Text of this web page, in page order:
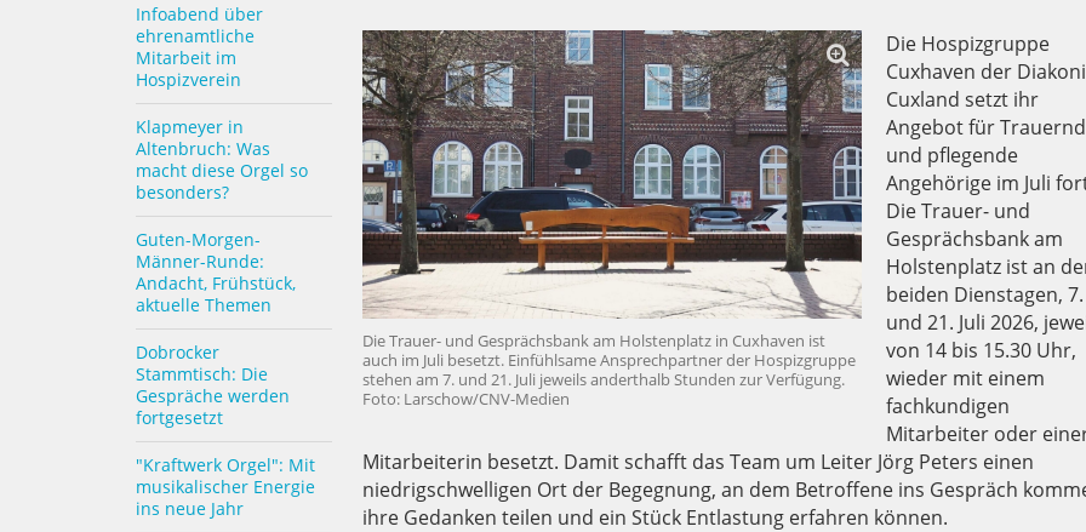
Infoabend über
ehrenamtliche
Mitarbeit im
Hospizverein
Klapmeyer in
Altenbruch: Was
macht diese Orgel so
besonders?
Guten-Morgen-
Männer-Runde:
Andacht, Frühstück,
aktuelle Themen
Dobrocker
Stammtisch: Die
Gespräche werden
fortgesetzt
"Kraftwerk Orgel": Mit
musikalischer Energie
ins neue Jahr
Die Trauer- und Gesprächsbank am Holstenplatz in Cuxhaven ist
auch im Juli besetzt. Einfühlsame Ansprechpartner der Hospizgruppe
stehen am 7. und 21. Juli jeweils anderthalb Stunden zur Verfügung.
Foto: Larschow/CNV-Medien
Die Hospizgruppe
Cuxhaven der
Cuxland setzt ihr
Angebot für
und pflegende
Angehörige im Juli
Die Trauer- und
Gesprächsbank am
Holstenplatz ist an
beiden Dienstagen, 7.
und 21. Juli 2026,
von 14 bis 15.30 Uhr,
wieder mit einem
fachkundigen
Mitarbeiter oder
Mitarbeiterin besetzt. Damit schafft das Team um Leiter Jörg Peters einen
niedrigschwelligen Ort der Begegnung, an dem Betroffene ins Gespräch
ihre Gedanken teilen und ein Stück Entlastung erfahren können.